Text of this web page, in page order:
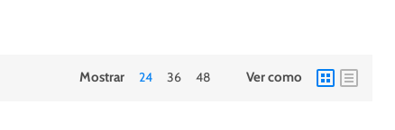
Mostrar 24 36 48 Ver como